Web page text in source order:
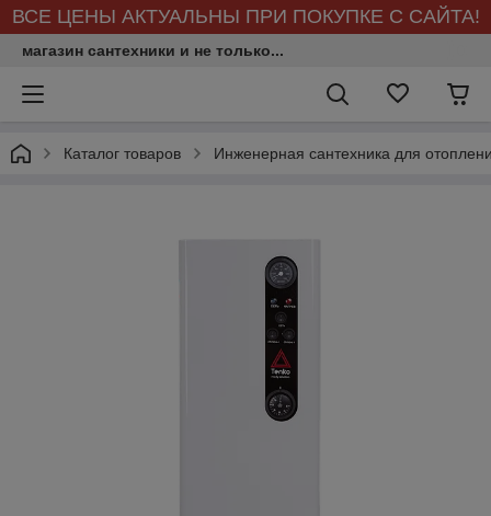
ВСЕ ЦЕНЫ АКТУАЛЬНЫ ПРИ ПОКУПКЕ С САЙТА!
магазин сантехники и не только...
Каталог товаров Инженерная сантехника для